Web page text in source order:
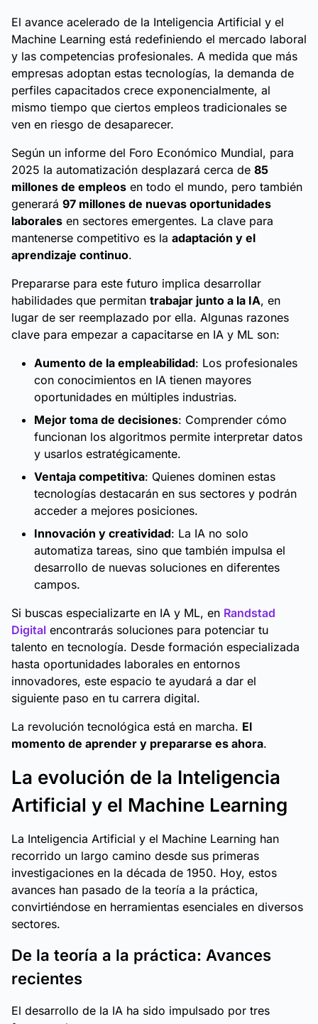
El avance acelerado de la Inteligencia Artificial y el
Machine Learning está redefiniendo el mercado laboral
y las competencias profesionales. A medida que más
empresas adoptan estas tecnologías, la demanda de
perfiles capacitados crece exponencialmente, al
mismo tiempo que ciertos empleos tradicionales se
ven en riesgo de desaparecer.
Según un informe del Foro Económico Mundial, para
2025 la automatización desplazará cerca de 85
millones de empleos en todo el mundo, pero también
generará 97 millones de nuevas oportunidades
laborales en sectores emergentes. La clave para
mantenerse competitivo es la adaptación y el
aprendizaje continuo.
Prepararse para este futuro implica desarrollar
habilidades que permitan trabajar junto a la IA, en
lugar de ser reemplazado por ella. Algunas razones
clave para empezar a capacitarse en IA y ML son:
Aumento de la empleabilidad: Los profesionales
con conocimientos en IA tienen mayores
oportunidades en múltiples industrias.
Mejor toma de decisiones: Comprender cómo
funcionan los algoritmos permite interpretar datos
y usarlos estratégicamente.
Ventaja competitiva: Quienes dominen estas
tecnologías destacarán en sus sectores y podrán
acceder a mejores posiciones.
Innovación y creatividad: La IA no solo
automatiza tareas, sino que también impulsa el
desarrollo de nuevas soluciones en diferentes
campos.
Si buscas especializarte en IA y ML, en Randstad
Digital encontrarás soluciones para potenciar tu
talento en tecnología. Desde formación especializada
hasta oportunidades laborales en entornos
innovadores, este espacio te ayudará a dar el
siguiente paso en tu carrera digital.
La revolución tecnológica está en marcha. El
momento de aprender y prepararse es ahora.
La evolución de la Inteligencia
Artificial y el Machine Learning
La Inteligencia Artificial y el Machine Learning han
recorrido un largo camino desde sus primeras
investigaciones en la década de 1950. Hoy, estos
avances han pasado de la teoría a la práctica,
convirtiéndose en herramientas esenciales en diversos
sectores.
De la teoría a la práctica: Avances
recientes
El desarrollo de la IA ha sido impulsado por tres